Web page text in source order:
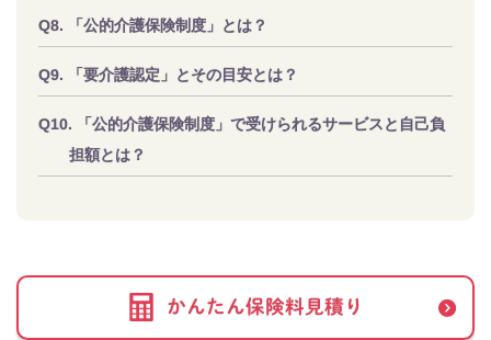
「公的介護保険制度」とは？
「要介護認定」とその目安とは？
「公的介護保険制度」で受けられるサービスと自己負
担額とは？
かんたん保険料見積り